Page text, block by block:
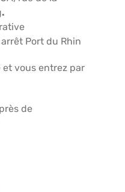
.
Port du Rhin
et vous entrez par
de